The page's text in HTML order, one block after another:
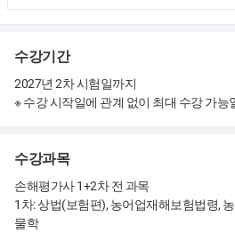
수강기간
2027년 2차 시험일까지
※ 수강 시작일에 관계 없이 최대 수강 가
수강과목
손해평가사 1+2차 전 과목
1차: 상법(보험편), 농어업재해보험법령,
물학